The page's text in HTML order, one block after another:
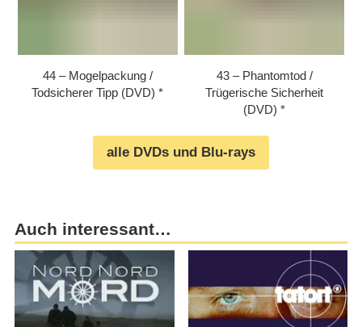
44 – Mogelpackung /​
Todsicherer Tipp (DVD)
43 – Phantomtod /​
Trügerische Sicherheit
(DVD)
alle DVDs und Blu-rays
Auch interessant…